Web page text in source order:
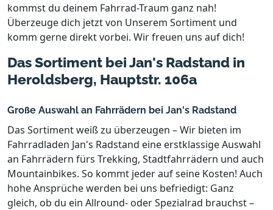
kommst du deinem Fahrrad-Traum ganz nah!
Überzeuge dich jetzt von Unserem Sortiment und
komm gerne direkt vorbei. Wir freuen uns auf dich!
Das Sortiment bei Jan's Radstand in
Heroldsberg, Hauptstr. 106a
Große Auswahl an Fahrrädern bei Jan's Radstand
Das Sortiment weiß zu überzeugen – Wir bieten im
Fahrradladen Jan's Radstand eine erstklassige Auswahl
an Fahrrädern fürs Trekking, Stadtfahrrädern und auch
Mountainbikes. So kommt jeder auf seine Kosten! Auch
hohe Ansprüche werden bei uns befriedigt: Ganz
gleich, ob du ein Allround- oder Spezialrad brauchst –